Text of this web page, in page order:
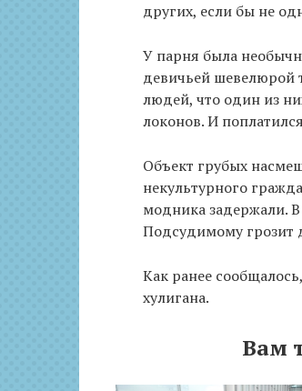
других, если бы не
У парня была
девичьей шевелюрой
людей, что один из
локонов. И
Объект грубых
некультурного
модника задержали.
Подсудимому грозит
Как ранее
хулигана.
Вам